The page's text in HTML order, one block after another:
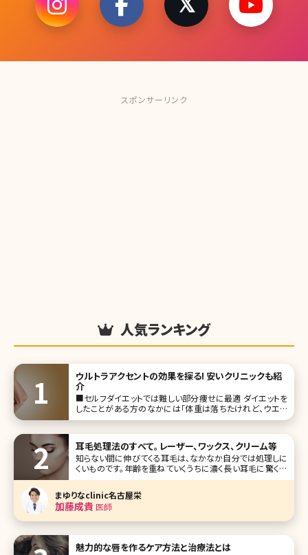
スポンサーリンク
人気ランキング
ウルトラアクセントの効果を探る! 安いクリニックも紹
介
■セルフダイエットでは難しい部分痩せに最適 ダイエットを
したことがある方のなかには「体重は落ちたけれど、ウエス
トがあまり細くならない」「上半身ばかりが痩せて下半身はほ
耳毛処理法のすべて。レーザー、ワックス、クリーム等
知らない間に伸びてくる耳毛は、なかなか自分では処理しに
くいものです。年齢を重ねていくうちに濃く長い耳毛に驚く人
もいるのではないでしょうか?今回は、自己処理方法からクリ
ニックでの耳毛脱毛まで、役立つ情報をたっぷりとご紹介い
たします! 【監修医師からのワンポイント】 耳毛には、外界か
ら異物
まゆりなclinic名古屋栄
加藤成貴医師
魅力的な唇を作るケア方法と治療法とは